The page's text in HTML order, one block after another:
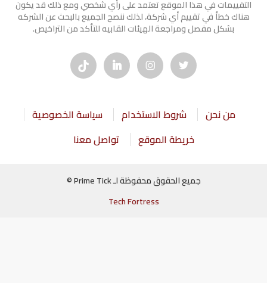
التقييمات في هذا الموقع تعتمد على رأي شخصي ومع ذلك قد يكون
هناك خطأ في تقييم أي شركة، لذلك ننصح الجميع بالبحث عن الشركه
بشكل مفصل ومراجعة الهيئات القابيه للتأكد من التراخيص.
من نحن شروط الاستخدام
سياسة الخصوصية
خريطة الموقع
تواصل معنا
جميع الحقوق محفوظة لـ Prime Tick ©
Tech Fortress